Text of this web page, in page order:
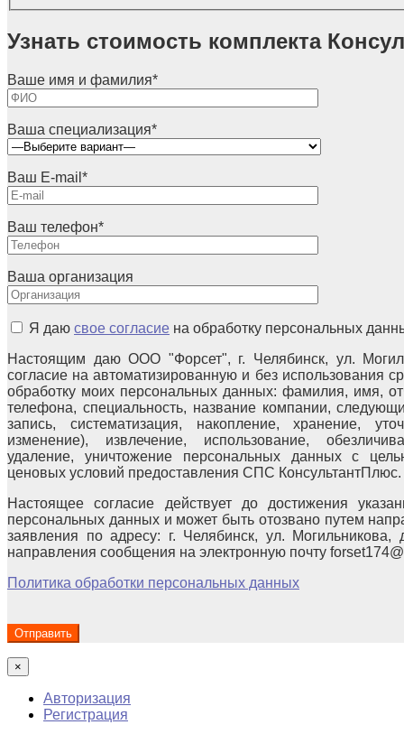
Узнать стоимость комплекта
Ваше имя и фамилия*
Ваша специализация*
Ваш E-mail *
Ваш телефон*
Ваша организация
Я даю свое согласие на обработку персональных
Настоящим даю ООО "Форсет", г. Челябинск, ул.
согласие на автоматизированную и без использования
обработку моих персональных данных: фамилия, имя,
телефона, специальность, название компании,
запись, систематизация, накопление, хранение,
изменение), извлечение, использование,
удаление, уничтожение персональных данных с
ценовых условий предоставления СПС КонсультантПлюс.
Настоящее согласие действует до достижения
персональных данных и может быть отозвано путем
заявления по адресу: г. Челябинск, ул.
направления сообщения на электронную почту
Политика обработки персональных данных
×
Авторизация
Регистрация